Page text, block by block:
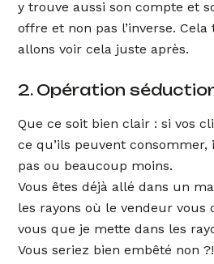
y trouve aussi son compte et
offre et non pas l’inverse.
allons voir cela juste après.
2. Opération
Que ce soit bien clair : si vos
ce qu’ils peuvent
pas ou beaucoup moins.
Vous êtes déjà allé dans un
les rayons où le vendeur vous
vous que je mette dans les
Vous seriez bien embêté non ?!